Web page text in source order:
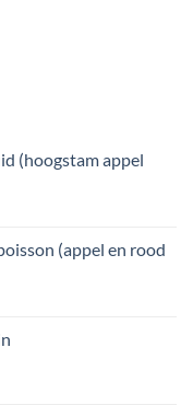
(hoogstam appel
(appel en rood